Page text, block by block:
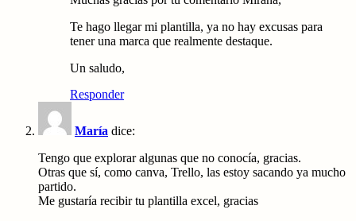
Te hago llegar mi plantilla, ya no hay excusas para
tener una marca que realmente destaque.
Un saludo,
Responder
María dice:
Tengo que explorar algunas que no conocía, gracias.
Otras que sí, como canva, Trello, las estoy sacando ya mucho
partido.
Me gustaría recibir tu plantilla excel, gracias